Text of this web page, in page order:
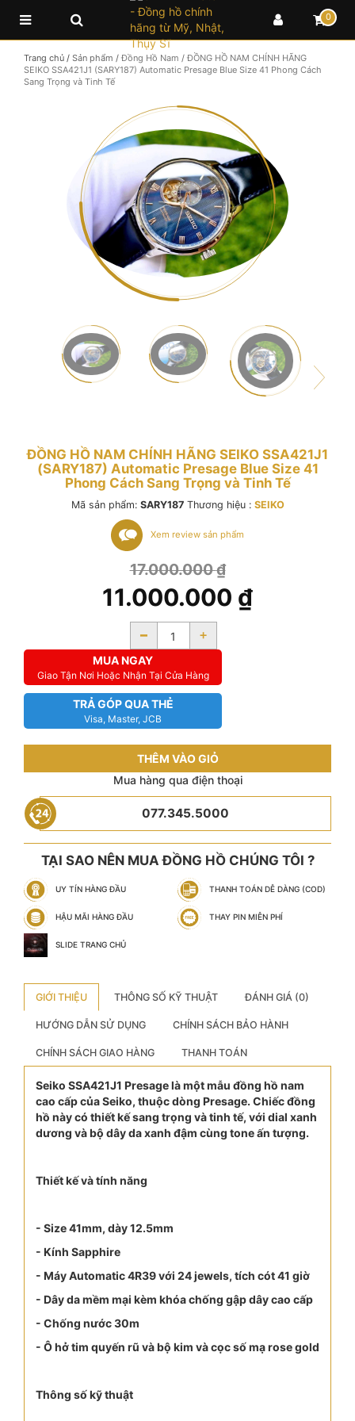
0
Trang chủ / Sản phẩm / Đồng Hồ Nam / ĐỒNG HỒ NAM CHÍNH HÃNG
SEIKO SSA421J1 (SARY187) Automatic Presage Blue Size 41 Phong Cách
Sang Trọng và Tinh Tế
ĐỒNG HỒ NAM CHÍNH HÃNG SEIKO SSA421J1
(SARY187) Automatic Presage Blue Size 41
Phong Cách Sang Trọng và Tinh Tế
Mã sản phẩm: SARY187 Thương hiệu : SEIKO
Xem review sản phẩm
17.000.000₫
11.000.000 ₫
- +
MUA NGAY
Giao Tận Nơi Hoặc Nhận Tại Cửa Hàng
TRẢ GÓP QUA THẺ
Visa, Master, JCB
THÊM VÀO GIỎ
Mua hàng qua điện thoại
077.345.5000
TẠI SAO NÊN MUA ĐỒNG HỒ CHÚNG TÔI ?
UY TÍN HÀNG ĐẦU THANH TOÁN DỄ DÀNG (COD)
HẬU MÃI HÀNG ĐẦU THAY PIN MIỄN PHÍ
SLIDE TRANG CHỦ
GIỚI THIỆU THÔNG SỐ KỸ THUẬT ĐÁNH GIÁ (0)
HƯỚNG DẪN SỬ DỤNG CHÍNH SÁCH BẢO HÀNH
CHÍNH SÁCH GIAO HÀNG THANH TOÁN
Seiko SSA421J1 Presage là một mẫu đồng hồ nam
cao cấp của Seiko, thuộc dòng Presage. Chiếc đồng
hồ này có thiết kế sang trọng và tinh tế, với dial xanh
dương và bộ dây da xanh đậm cùng tone ấn tượng.
Thiết kế và tính năng
- Size 41mm, dày 12.5mm
- Kính Sapphire
- Máy Automatic 4R39 với 24 jewels, tích cót 41 giờ
- Dây da mềm mại kèm khóa chống gập dây cao cấp
- Chống nước 30m
- Ô hở tim quyến rũ và bộ kim và cọc số mạ rose gold
Thông số kỹ thuật